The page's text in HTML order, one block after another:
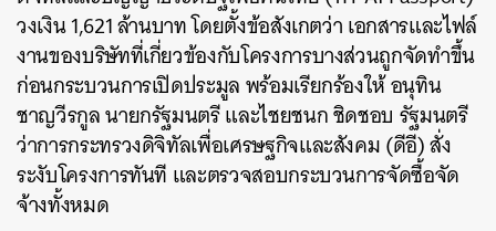
วงเงิน 1,621 ล้านบาท โดยตั้งข้อสังเกตว่า เอกสารและไฟล์
งานของบริษัทที่เกี่ยวข้องกับโครงการบางส่วนถูกจัดทำขึ้น
ก่อนกระบวนการเปิดประมูล พร้อมเรียกร้องให้ อนุทิน
ชาญวีรกูล นายกรัฐมนตรี และไชยชนก ชิดชอบ รัฐมนตรี
ว่าการกระทรวงดิจิทัลเพื่อเศรษฐกิจและสังคม (ดีอี) สั่ง
ระงับโครงการทันที และตรวจสอบกระบวนการจัดซื้อจัด
จ้างทั้งหมด